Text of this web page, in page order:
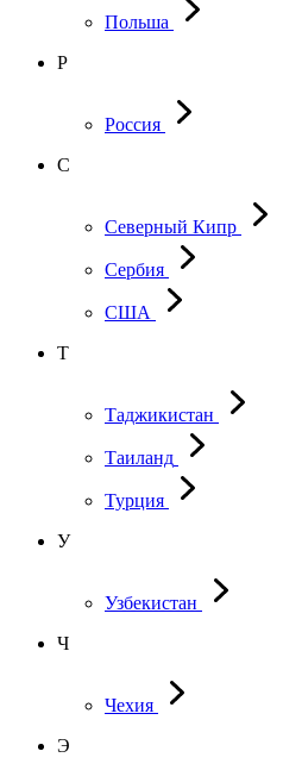
Польша
Р
Россия
С
Северный Кипр
Сербия
США
Т
Таджикистан
Таиланд
Турция
У
Узбекистан
Ч
Чехия
Э